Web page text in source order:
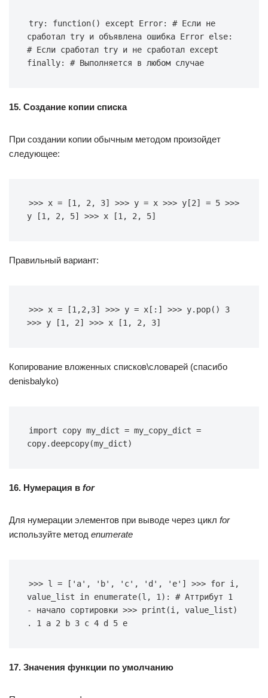
try: function() except Error: # Если не
сработал try и объявлена ошибка Error else:
# Если сработал try и не сработал except
finally: # Выполняется в любом случае
15. Создание копии списка
При создании копии обычным методом произойдет
следующее:
>>> x = [1, 2, 3] >>> y = x >>> y[2] = 5 >>>
y [1, 2, 5] >>> x [1, 2, 5]
Правильный вариант:
>>> x = [1,2,3] >>> y = x[:] >>> y.pop() 3
>>> y [1, 2] >>> x [1, 2, 3]
Копирование вложенных списков\словарей (спасибо
denisbalyko)
import copy my_dict = my_copy_dict =
copy.deepcopy(my_dict)
16. Нумерация в for
Для нумерации элементов при выводе через цикл for
используйте метод enumerate
>>> l = ['a', 'b', 'c', 'd', 'e'] >>> for i,
value_list in enumerate(l, 1): # Аттрибут 1
- начало сортировки >>> print(i, value_list)
. 1 a 2 b 3 c 4 d 5 e
17. Значения функции по умолчанию